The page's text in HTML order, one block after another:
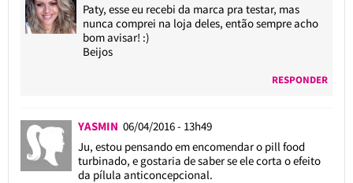
Paty, esse eu recebi da marca pra testar, mas
nunca comprei na loja deles, então sempre acho
bom avisar! :)
Beijos
RESPONDER
YASMIN 06/04/2016 - 13h49
Ju, estou pensando em encomendar o pill food
turbinado, e gostaria de saber se ele corta o efeito
da pílula anticoncepcional.